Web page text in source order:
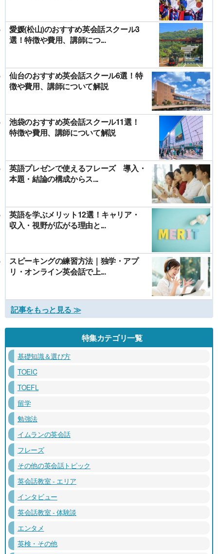
愛媛(松山)のおすすめ英会話スクール3
選！特徴や費用、講師につ...
仙台のおすすめ英会話スクール6選！特
徴や費用、講師について解説
池袋のおすすめ英会話スクール11選！
特徴や費用、講師について解説
英語プレゼンで使えるフレーズ 導入・
本題・結論の構成からス...
英語を学ぶメリット12選！キャリア・
収入・視野が広がる理由と...
スピーキングの練習方法｜独学・アプ
リ・オンライン英会話で上...
記事をもっと見る ≫
特集カテゴリ一覧
基礎知識＆選び方
TOEIC
TOEFL
留学
勉強法
イムランの英会話
フレーズ
その他の英会話トピック
英会話教室 - エリア
インタビュー
英会話教室 - 体験談
エンタメ
英検・その他